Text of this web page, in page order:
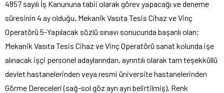
4857 sayılı İş Kanununa tabii olarak görev yapacağı ve deneme
süresinin 4 ay olduğu, Mekanik Vasıta Tesis Cihaz ve Vinç
Operatörü 5-Yapılacak sözlü sınavı sonucunda başarılı olan;
Mekanik Vasıta Tesis Cihaz ve Vinç Operatörü sanat kolunda işe
alınacak işçi personel adaylarından, ayrıntılı olarak tam teşekküllü
devlet hastanelerinden veya resmi üniversite hastanelerinden
Görme Dereceleri (sağ-sol göz ayrı ayrı belirtilmiş), Renk